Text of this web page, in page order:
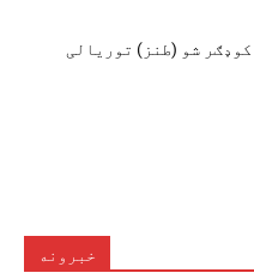
کوډګر شو (طنز) توریالی
خبرونه